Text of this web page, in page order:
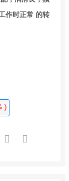
作时正常 的转
)